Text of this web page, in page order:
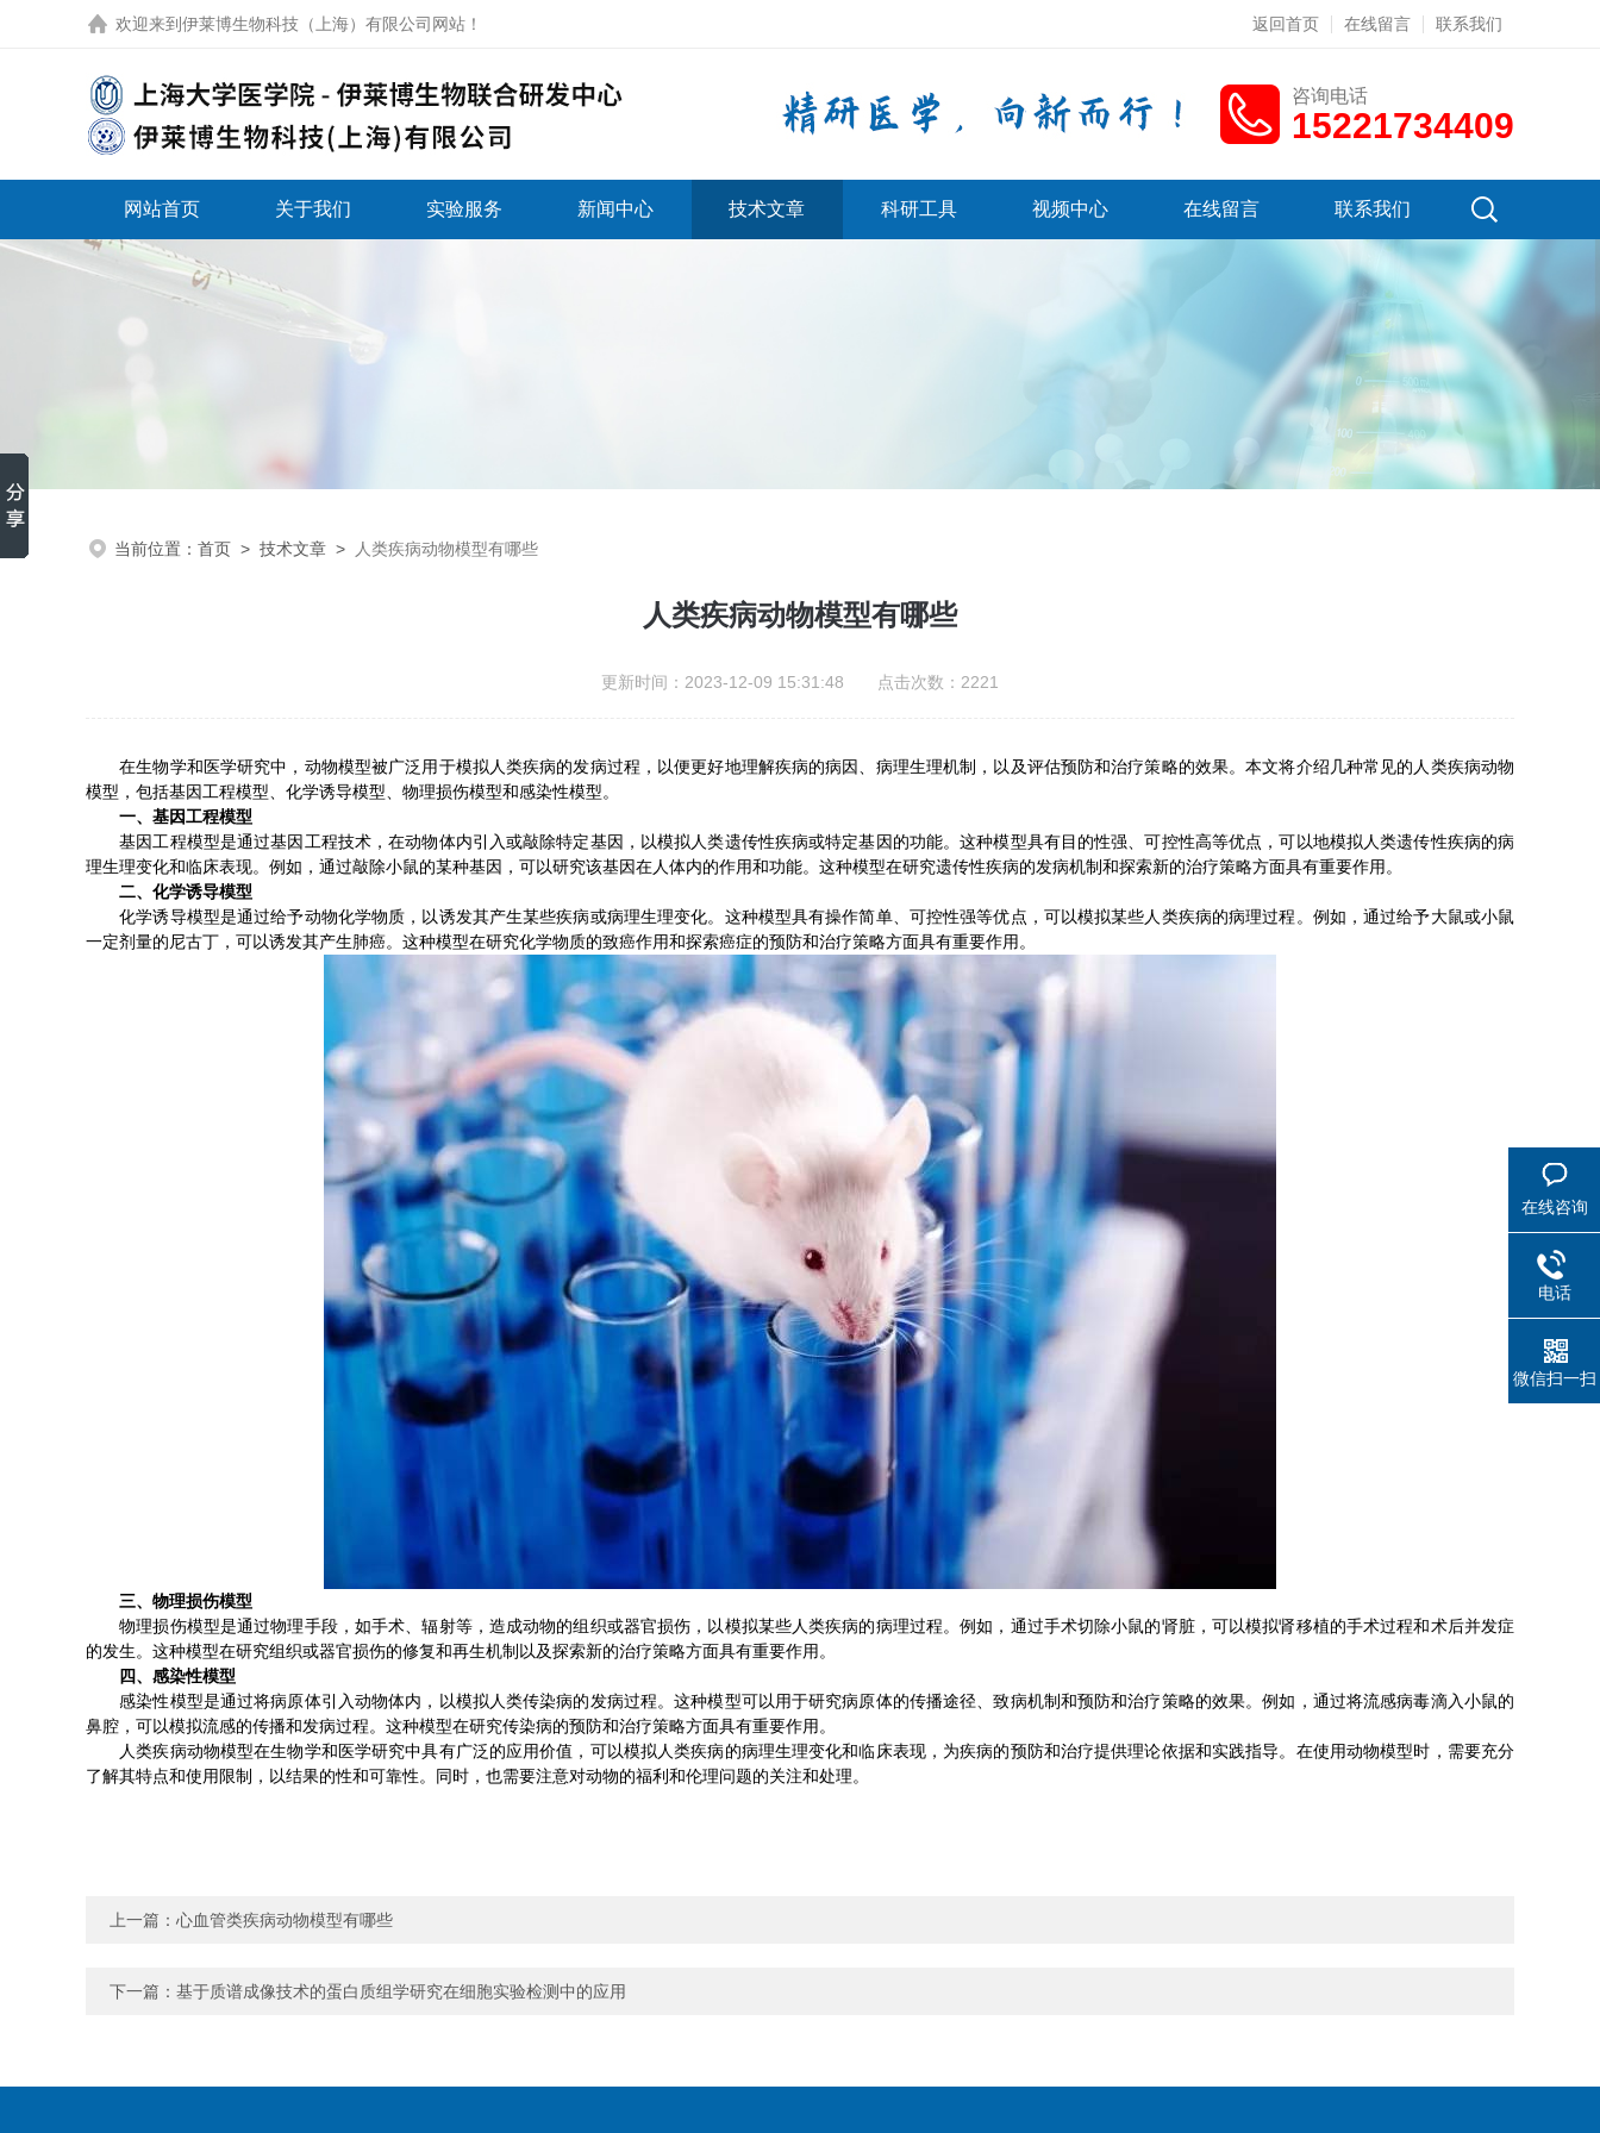
欢迎来到 伊莱博生物科技（上海）有限公司网站 ！ 返回首页 在线留言 联系我们
咨询电话
15221734409
网站首页 关于我们 实验服务 新闻中心 技术文章 科研工具 视频中心 在线留言 联系我们
当前位置： 首页 > 技术文章 > 人类疾病动物模型有哪些
人类疾病动物模型有哪些
更新时间：2023-12-09 15:31:48 点击次数：2221
在生物学和医学研究中，动物模型被广泛用于模拟人类疾病的发病过程，以便更好地理解疾病的病因、病理生理机制，以及评估预防和治疗策略的效果。本文将介绍几种常见的人类疾病动物
模型，包括基因工程模型、化学诱导模型、物理损伤模型和感染性模型。
一、基因工程模型
基因工程模型是通过基因工程技术，在动物体内引入或敲除特定基因，以模拟人类遗传性疾病或特定基因的功能。这种模型具有目的性强、可控性高等优点，可以地模拟人类遗传性疾病的病
理生理变化和临床表现。例如，通过敲除小鼠的某种基因，可以研究该基因在人体内的作用和功能。这种模型在研究遗传性疾病的发病机制和探索新的治疗策略方面具有重要作用。
二、化学诱导模型
化学诱导模型是通过给予动物化学物质，以诱发其产生某些疾病或病理生理变化。这种模型具有操作简单、可控性强等优点，可以模拟某些人类疾病的病理过程。例如，通过给予大鼠或小鼠
一定剂量的尼古丁，可以诱发其产生肺癌。这种模型在研究化学物质的致癌作用和探索癌症的预防和治疗策略方面具有重要作用。
三、物理损伤模型
物理损伤模型是通过物理手段，如手术、辐射等，造成动物的组织或器官损伤，以模拟某些人类疾病的病理过程。例如，通过手术切除小鼠的肾脏，可以模拟肾移植的手术过程和术后并发症
的发生。这种模型在研究组织或器官损伤的修复和再生机制以及探索新的治疗策略方面具有重要作用。
四、感染性模型
感染性模型是通过将病原体引入动物体内，以模拟人类传染病的发病过程。这种模型可以用于研究病原体的传播途径、致病机制和预防和治疗策略的效果。例如，通过将流感病毒滴入小鼠的
鼻腔，可以模拟流感的传播和发病过程。这种模型在研究传染病的预防和治疗策略方面具有重要作用。
人类疾病动物模型在生物学和医学研究中具有广泛的应用价值，可以模拟人类疾病的病理生理变化和临床表现，为疾病的预防和治疗提供理论依据和实践指导。在使用动物模型时，需要充分
了解其特点和使用限制，以结果的性和可靠性。同时，也需要注意对动物的福利和伦理问题的关注和处理。
上一篇： 心血管类疾病动物模型有哪些
下一篇： 基于质谱成像技术的蛋白质组学研究在细胞实验检测中的应用
在线咨询
电话
微信扫一扫